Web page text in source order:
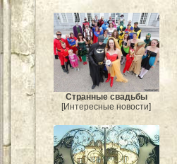
Странные свадьбы
[Интересные новости]